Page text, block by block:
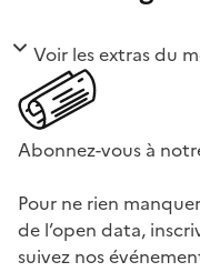
Voir les extras du
Abonnez-vous à
Pour ne rien
de l’open data,
suivez nos